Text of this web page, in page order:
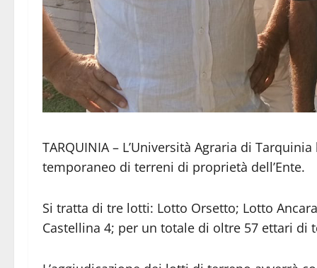
TARQUINIA – L’Università Agraria di
temporaneo di terreni di proprietà dell’Ente.
Si tratta di tre lotti: Lotto Orsetto; Lotto
Castellina 4; per un totale di oltre 57 ettari di